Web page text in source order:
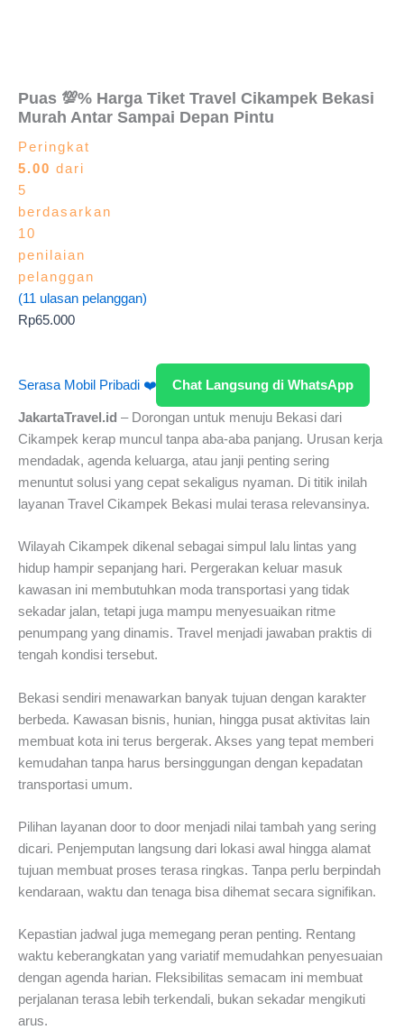
Puas 💯% Harga Tiket Travel Cikampek Bekasi
Murah Antar Sampai Depan Pintu
Peringkat
5.00 dari
5
berdasarkan
10
penilaian
pelanggan
(11 ulasan pelanggan)
Rp65.000
Serasa Mobil Pribadi ❤️ Chat Langsung di WhatsApp
JakartaTravel.id – Dorongan untuk menuju Bekasi dari
Cikampek kerap muncul tanpa aba-aba panjang. Urusan kerja
mendadak, agenda keluarga, atau janji penting sering
menuntut solusi yang cepat sekaligus nyaman. Di titik inilah
layanan Travel Cikampek Bekasi mulai terasa relevansinya.
Wilayah Cikampek dikenal sebagai simpul lalu lintas yang
hidup hampir sepanjang hari. Pergerakan keluar masuk
kawasan ini membutuhkan moda transportasi yang tidak
sekadar jalan, tetapi juga mampu menyesuaikan ritme
penumpang yang dinamis. Travel menjadi jawaban praktis di
tengah kondisi tersebut.
Bekasi sendiri menawarkan banyak tujuan dengan karakter
berbeda. Kawasan bisnis, hunian, hingga pusat aktivitas lain
membuat kota ini terus bergerak. Akses yang tepat memberi
kemudahan tanpa harus bersinggungan dengan kepadatan
transportasi umum.
Pilihan layanan door to door menjadi nilai tambah yang sering
dicari. Penjemputan langsung dari lokasi awal hingga alamat
tujuan membuat proses terasa ringkas. Tanpa perlu berpindah
kendaraan, waktu dan tenaga bisa dihemat secara signifikan.
Kepastian jadwal juga memegang peran penting. Rentang
waktu keberangkatan yang variatif memudahkan penyesuaian
dengan agenda harian. Fleksibilitas semacam ini membuat
perjalanan terasa lebih terkendali, bukan sekadar mengikuti
arus.